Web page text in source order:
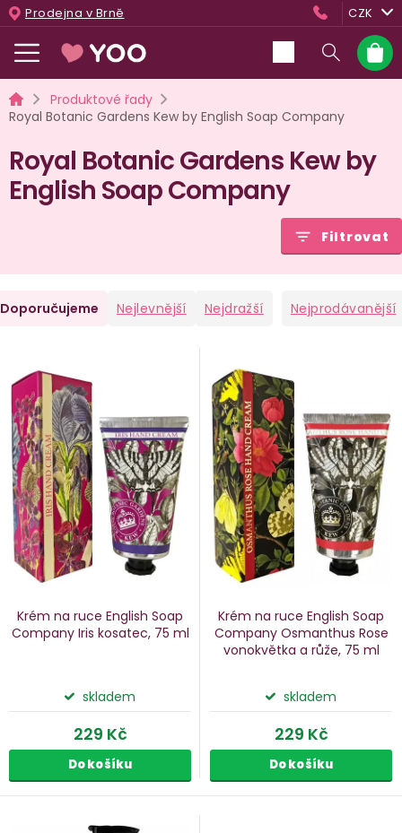
Přejít
na
obsah
Prodejna v Brně CZK
košík
DomůProduktové řady
Royal Botanic Gardens Kew by English Soap Company
Royal Botanic Gardens Kew by
English Soap Company
Filtrovat
Doporučujeme Nejlevnější Nejdražší Nejprodávanější
p
p
Krém na ruce English Soap
Company Iris kosatec, 75 ml
skladem
229 Kč
Do košíku
Krém na ruce English Soap
Company Osmanthus Rose
vonokvětka a růže, 75 ml
skladem
229 Kč
Do košíku